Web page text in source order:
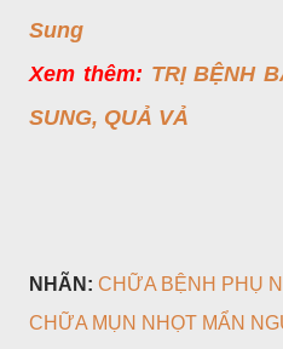
Sung
Xem thêm: TRỊ BỆNH
SUNG, QUẢ VẢ
NHÃN: CHỮA BỆNH PHỤ
CHỮA MỤN NHỌT MẨN